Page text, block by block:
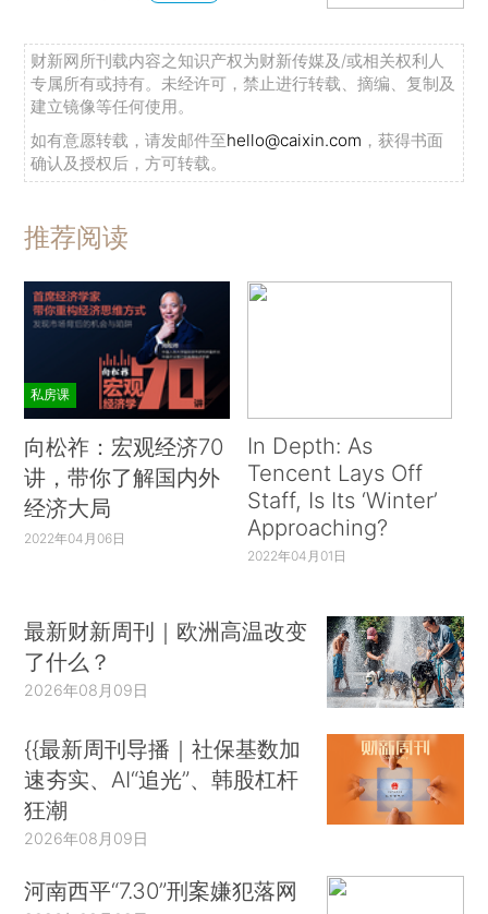
财新网所刊载内容之知识产权为财新传媒及/或相关权利人
专属所有或持有。未经许可，禁止进行转载、摘编、复制及
建立镜像等任何使用。
如有意愿转载，请发邮件至hello@caixin.com ，获得书面
确认及授权后，方可转载。
推荐阅读
私房课
向松祚：宏观经济70
讲，带你了解国内外
经济大局
2022年04月06日
In Depth: As
Tencent Lays Off
Staff, Is Its ‘Winter’
Approaching?
2022年04月01日
最新财新周刊｜欧洲高温改变
了什么？
2026年08月09日
{{最新周刊导播｜社保基数加
速夯实、AI“追光”、韩股杠杆
狂潮
2026年08月09日
河南西平“7.30”刑案嫌犯落网